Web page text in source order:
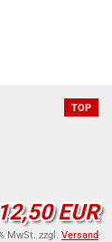
TOP
12,50 EUR
MwSt. zzgl. Versand